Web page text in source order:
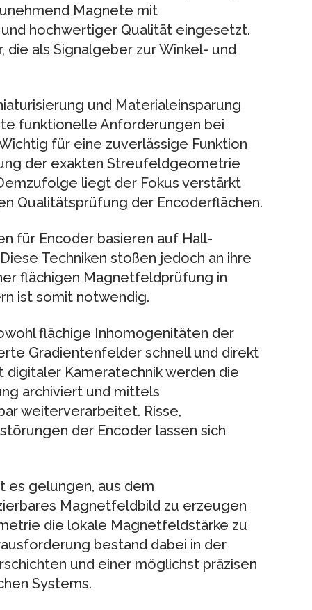
Magnete mit
hochwertiger Qualität eingesetzt.
die als Signalgeber zur Winkel- und
und Materialeinsparung
funktionelle Anforderungen bei
für eine zuverlässige Funktion
der exakten Streufeldgeometrie
liegt der Fokus verstärkt
Qualitätsprüfung der Encoderflächen.
für Encoder basieren auf Hall-
Techniken stoßen jedoch an ihre
flächigen Magnetfeldprüfung in
ist somit notwendig.
flächige Inhomogenitäten der
Gradientenfelder schnell und direkt
digitaler Kameratechnik werden die
archiviert und mittels
weiterverarbeitet. Risse,
der Encoder lassen sich
es gelungen, aus dem
Magnetfeldbild zu erzeugen
die lokale Magnetfeldstärke zu
bestand dabei in der
und einer möglichst präzisen
Systems.